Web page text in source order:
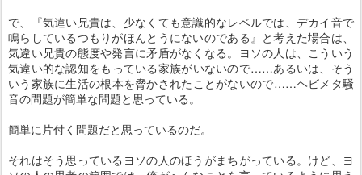
で、『気違い兄貴は、少なくても意識的なレベルでは、デカイ音で
鳴らしているつもりがほんとうにないのである』と考えた場合は、
気違い兄貴の態度や発言に矛盾がなくなる。ヨソの人は、こういう
気違い的な認知をもっている家族がいないので……あるいは、そう
いう家族に生活の根本を脅かされたことがないので……ヘビメタ騒
音の問題が簡単な問題と思っている。
簡単に片付く問題だと思っているのだ。
それはそう思っているヨソの人のほうがまちがっている。けど、ヨ